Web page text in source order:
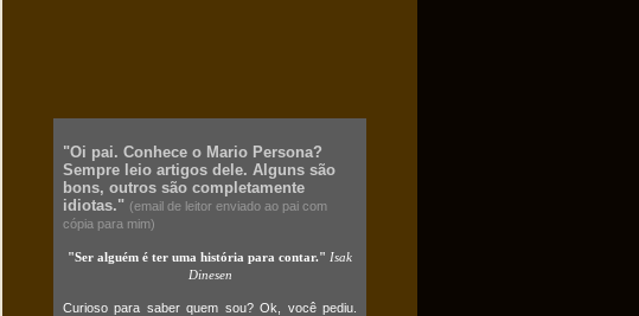
"Oi pai. Conhece o Mario Persona?
Sempre leio artigos dele. Alguns são
bons, outros são completamente
idiotas." (email de leitor enviado ao pai com
cópia para mim)
"Ser alguém é ter uma história para contar." Isak
Dinesen
Curioso para saber quem sou? Ok, você pediu.